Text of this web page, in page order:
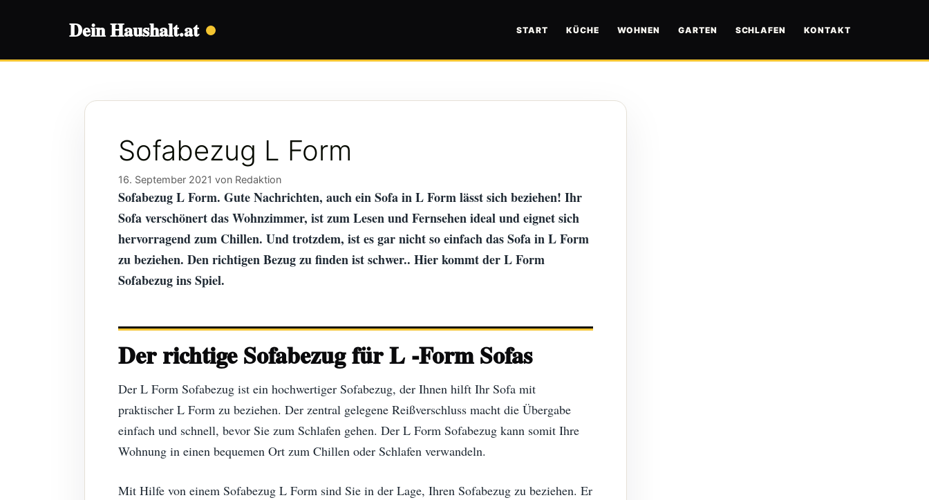
Dein Haushalt.at START KÜCHE WOHNEN GARTEN SCHLAFEN KONTAKT
Sofabezug L Form
16. September 2021 von Redaktion
Sofabezug L Form. Gute Nachrichten, auch ein Sofa in L Form lässt sich beziehen! Ihr
Sofa verschönert das Wohnzimmer, ist zum Lesen und Fernsehen ideal und eignet sich
hervorragend zum Chillen. Und trotzdem, ist es gar nicht so einfach das Sofa in L Form
zu beziehen. Den richtigen Bezug zu finden ist schwer.. Hier kommt der L Form
Sofabezug ins Spiel.
Der richtige Sofabezug für L -Form Sofas
Der L Form Sofabezug ist ein hochwertiger Sofabezug, der Ihnen hilft Ihr Sofa mit
praktischer L Form zu beziehen. Der zentral gelegene Reißverschluss macht die Übergabe
einfach und schnell, bevor Sie zum Schlafen gehen. Der L Form Sofabezug kann somit Ihre
Wohnung in einen bequemen Ort zum Chillen oder Schlafen verwandeln.
Mit Hilfe von einem Sofabezug L Form sind Sie in der Lage, Ihren Sofabezug zu beziehen. Er